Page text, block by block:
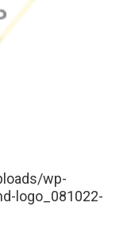
wp-
logo_081022-